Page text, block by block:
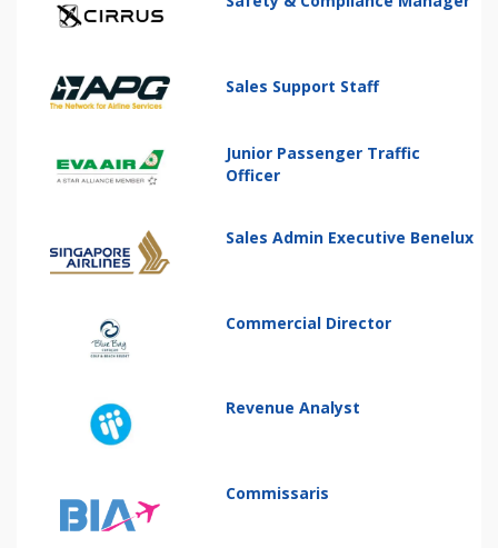
Sales Support Staff
Junior Passenger Traffic
Officer
Sales Admin Executive Benelux
Commercial Director
Revenue Analyst
Commissaris